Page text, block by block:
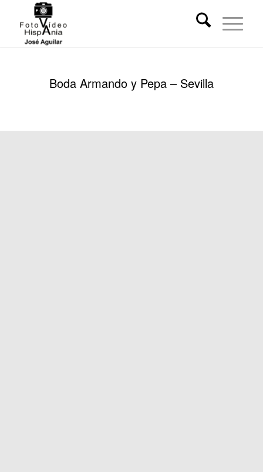
Boda Armando y Pepa – Sevilla